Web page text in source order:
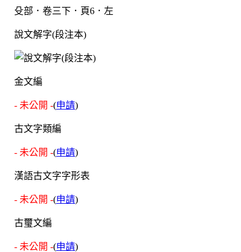
殳部．卷三下．頁6．左
說文解字(段注本)
金文編
- 未公開 -(申請)
古文字類編
- 未公開 -(申請)
漢語古文字字形表
- 未公開 -(申請)
古璽文編
- 未公開 -(申請)